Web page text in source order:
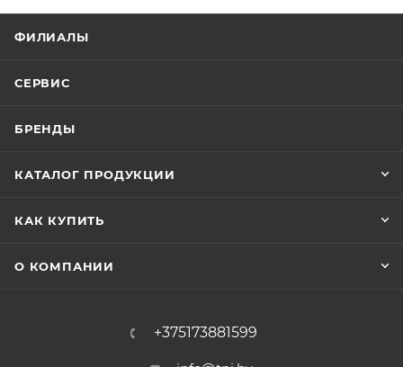
ФИЛИАЛЫ
СЕРВИС
БРЕНДЫ
КАТАЛОГ ПРОДУКЦИИ
КАК КУПИТЬ
О КОМПАНИИ
+375173881599